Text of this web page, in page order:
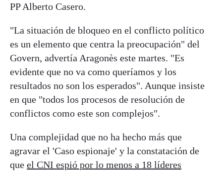
PP Alberto Casero.
"La situación de bloqueo en el conflicto político
es un elemento que centra la preocupación" del
Govern, advertía Aragonès este martes. "Es
evidente que no va como queríamos y los
resultados no son los esperados". Aunque insiste
en que "todos los procesos de resolución de
conflictos como este son complejos".
Una complejidad que no ha hecho más que
agravar el 'Caso espionaje' y la constatación de
que el CNI espió por lo menos a 18 líderes